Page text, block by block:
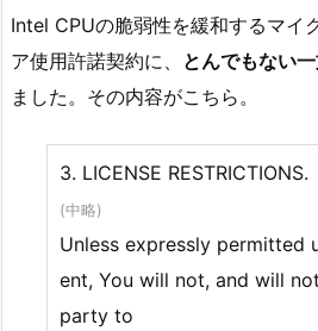
Intel CPUの脆弱性を緩和するマイ
ア使用許諾契約に、 とんでもない
ました。その内容がこちら。
3. LICENSE RESTRICTIONS.
(中略)
Unless expressly permitted
ent, You will not, and will
party to